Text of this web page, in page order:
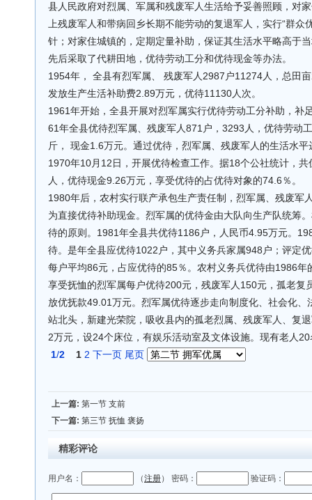
县人民政府对烈属、军属和残废军人生活给予妥善照顾，对
上残废军人和带病回乡长期不能劳动的复退军人，实行“群众
针；对家住城镇的，定期定量补助，保证其生活水平略高于
先后采取了代耕田地，优待劳动工分和优待现金等办法。
1954年， 全县有烈军属、 残废军人2987户11274人，总田
发放生产生活补助费2.89万元，优待11130人次。
1961年开始，全县开展对烈军属实行优待劳动工分补助，补
61年全县优待烈军属、残废军人871户，3293人，优待劳动
斤， 现金1.6万元。通过优待，烈军属、残废军人的生活水
1970年10月12日，开展优待检查工作。据18个公社统计，
人，优待现金9.26万元，享受优待的占优待对象的74.6％。
1980年后，农村实行联产承包生产责任制，烈军属、残废军
为直接优待补助现金。烈军属的优待金由大队向生产队统筹
待的原则。1981年全县共优待1186户，人民币4.95万元。
待。是年全县应优待1022户，其中义务兵家属948户；评定
每户平均86元，占应优待的85％。农村义务兵优待由1986
享受抚恤的烈军属每户优待200元，残废军人150元，孤老复
放优抚款49.01万元。烈军属优待逐步走向制度化、社会化
站北头，新建光荣院，吸收县内的孤老烈属、残废军人、复
2万元，设24个床位，有娱乐活动室及文体设施。现有老人20
1/2 1 2 下一页 尾页
上一篇: 第一节 支前
下一篇: 第三节 抚恤 褒扬
精彩评论
用户名： （注册） 密码： 验证码：